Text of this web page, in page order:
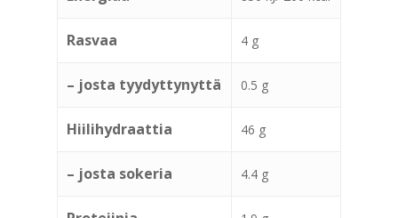
Rasvaa 4 g
– josta tyydyttynyttä 0.5 g
Hiilihydraattia 46 g
– josta sokeria 4.4 g